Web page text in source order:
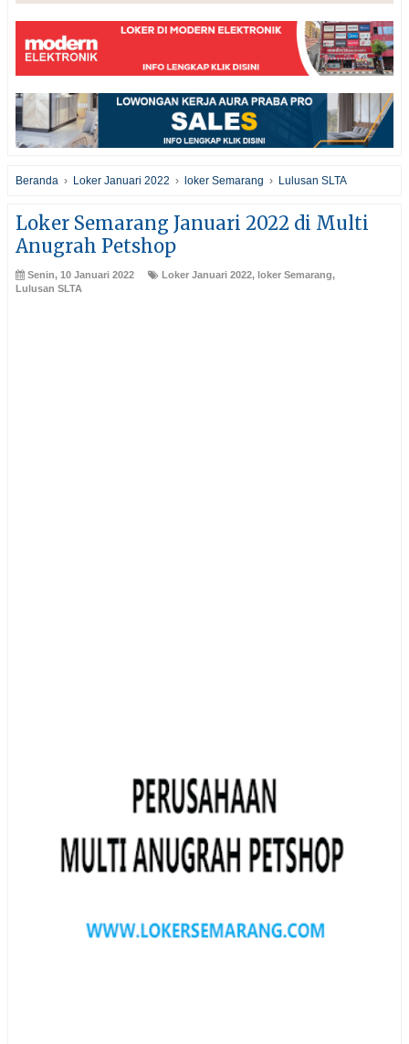
Beranda › Loker Januari 2022 › loker Semarang › Lulusan SLTA
Loker Semarang Januari 2022 di Multi
Anugrah Petshop
Senin, 10 Januari 2022 Loker Januari 2022, loker Semarang,
Lulusan SLTA